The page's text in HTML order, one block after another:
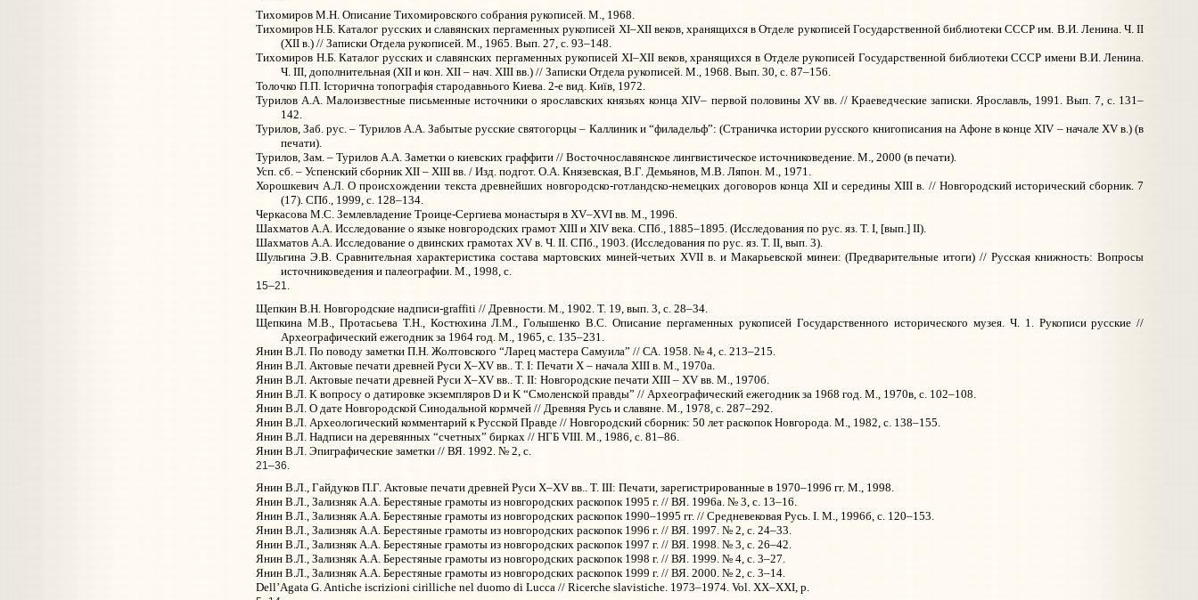
Тихомиров М.Н. Описание Тихомировского собрания рукописей. М., 1968.
Тихомиров Н.Б. Каталог русских и славянских пергаменных рукописей XI–XII веков, хранящихся в Отделе рукописей Государственной библиотеки СССР им. В.И. Ленина. Ч. II
(XII в.) // Записки Отдела рукописей. М., 1965. Вып. 27, с. 93–148.
Тихомиров Н.Б. Каталог русских и славянских пергаменных рукописей XI–XII веков, хранящихся в Отделе рукописей Государственной библиотеки СССР имени В.И. Ленина.
Ч. III, дополнительная (XII и кон. XII – нач. XIII вв.) // Записки Отдела рукописей. М., 1968. Вып. 30, с. 87–156.
Толочко П.П. Iсторична топографiя стародавнього Киева. 2-е вид. Київ, 1972.
Турилов А.А. Малоизвестные письменные источники о ярославских князьях конца XIV– первой половины XV вв. // Краеведческие записки. Ярославль, 1991. Вып. 7, с. 131–
142.
Турилов, Заб. рус. – Турилов А.А. Забытые русские святогорцы – Каллиник и “филадельф”: (Страничка истории русского книгописания на Афоне в конце XIV – начале XV в.) (в
печати).
Турилов, Зам. – Турилов А.А. Заметки о киевских граффити // Восточнославянское лингвистическое источниковедение. М., 2000 (в печати).
Усп. сб. – Успенский сборник XII – XIII вв. / Изд. подгот. О.А. Князевская, В.Г. Демьянов, М.В. Ляпон. М., 1971.
Хорошкевич А.Л. О происхождении текста древнейших новгородско-готландско-немецких договоров конца XII и середины XIII в. // Новгородский исторический сборник. 7
(17). СПб., 1999, с. 128–134.
Черкасова М.С. Землевладение Троице-Сергиева монастыря в XV–XVI вв. М., 1996.
Шахматов А.А. Исследование о языке новгородских грамот XIII и XIV века. СПб., 1885–1895. (Исследования по рус. яз. Т. I, [вып.] II).
Шахматов А.А. Исследование о двинских грамотах XV в. Ч. II. СПб., 1903. (Исследования по рус. яз. Т. II, вып. 3).
Шульгина Э.В. Сравнительная характеристика состава мартовских миней-четьих XVII в. и Макарьевской минеи: (Предварительные итоги) // Русская книжность: Вопросы
источниковедения и палеографии. М., 1998, с.
15–21.
Щепкин В.Н. Новгородские надписи-graffiti // Древности. М., 1902. Т. 19, вып. 3, с. 28–34.
Щепкина М.В., Протасьева Т.Н., Костюхина Л.М., Голышенко В.С. Описание пергаменных рукописей Государственного исторического музея. Ч. 1. Рукописи русские //
Археографический ежегодник за 1964 год. М., 1965, с. 135–231.
Янин В.Л. По поводу заметки П.Н. Жолтовского “Ларец мастера Самуила” // СА. 1958. № 4, с. 213–215.
Янин В.Л. Актовые печати древней Руси X–XV вв.. Т. I: Печати X – начала XIII в. М., 1970а.
Янин В.Л. Актовые печати древней Руси X–XV вв.. Т. II: Новгородские печати XIII – XV вв. М., 1970б.
Янин В.Л. К вопросу о датировке экземпляров D и K “Смоленской правды” // Археографический ежегодник за 1968 год. М., 1970в, с. 102–108.
Янин В.Л. О дате Новгородской Синодальной кормчей // Древняя Русь и славяне. М., 1978, с. 287–292.
Янин В.Л. Археологический комментарий к Русской Правде // Новгородский сборник: 50 лет раскопок Новгорода. М., 1982, с. 138–155.
Янин В.Л. Надписи на деревянных “счетных” бирках // НГБ VIII. М., 1986, с. 81–86.
Янин В.Л. Эпиграфические заметки // ВЯ. 1992. № 2, с.
21–36.
Янин В.Л., Гайдуков П.Г. Актовые печати древней Руси X–XV вв.. Т. III: Печати, зарегистрированные в 1970–1996 гг. М., 1998.
Янин В.Л., Зализняк А.А. Берестяные грамоты из новгородских раскопок 1995 г. // ВЯ. 1996а. № 3, с. 13–16.
Янин В.Л., Зализняк А.А. Берестяные грамоты из новгородских раскопок 1990–1995 гг. // Средневековая Русь. I. М., 1996б, с. 120–153.
Янин В.Л., Зализняк А.А. Берестяные грамоты из новгородских раскопок 1996 г. // ВЯ. 1997. № 2, с. 24–33.
Янин В.Л., Зализняк А.А. Берестяные грамоты из новгородских раскопок 1997 г. // ВЯ. 1998. № 3, с. 26–42.
Янин В.Л., Зализняк А.А. Берестяные грамоты из новгородских раскопок 1998 г. // ВЯ. 1999. № 4, с. 3–27.
Янин В.Л., Зализняк А.А. Берестяные грамоты из новгородских раскопок 1999 г. // ВЯ. 2000. № 2, с. 3–14.
Dell’Agata G. Antiche iscrizioni cirilliche nel duomo di Lucca // Ricerche slavistiche. 1973–1974. Vol. XX–XXI, p.